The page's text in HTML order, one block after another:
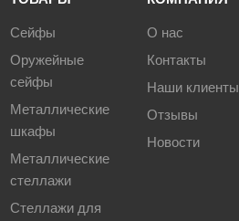
Сейфы
Оружейные
сейфы
Металлические
шкафы
Металлические
стеллажи
Стеллажи для
О нас
Контакты
Наши клиенты
Отзывы
Новости